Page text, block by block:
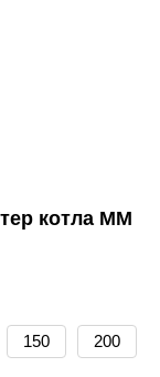
котла ММ
150 200